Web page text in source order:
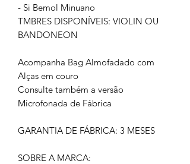
- Si Bemol Minuano
TMBRES DISPONÍVEIS: VIOLIN OU
BANDONEON
Acompanha Bag Almofadado com
Alças em couro
Consulte também a versão
Microfonada de Fábrica
GARANTIA DE FÁBRICA: 3 MESES
SOBRE A MARCA: